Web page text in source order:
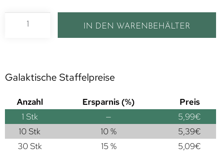
IN DEN WARENBEHÄLTER
Galaktische Staffelpreise
Anzahl Ersparnis (%)
Preis
1 Stk — 5,99€
10 Stk
10 % 5,39€
30 Stk
15 % 5,09€